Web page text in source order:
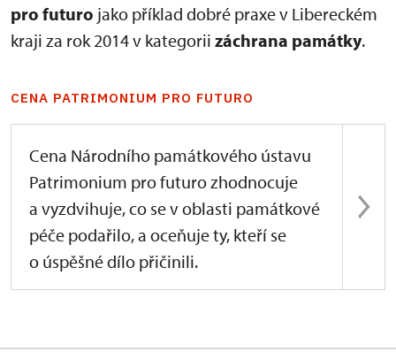
pro futuro jako příklad dobré praxe v Libereckém
kraji za rok 2014 v kategorii záchrana památky.
CENA PATRIMONIUM PRO FUTURO
Cena Národního památkového ústavu
Patrimonium pro futuro zhodnocuje
a vyzdvihuje, co se v oblasti památkové
péče podařilo, a oceňuje ty, kteří se
o úspěšné dílo přičinili.